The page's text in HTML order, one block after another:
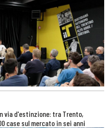
via d'estinzione: tra Trento,
case sul mercato in sei anni